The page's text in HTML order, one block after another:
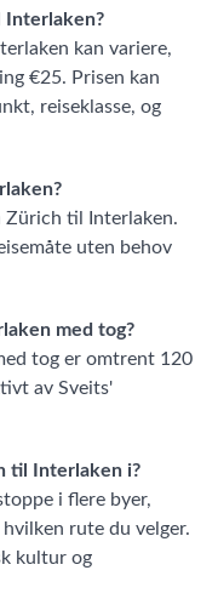
Interlaken?
kan variere,
€25. Prisen kan
reiseklasse, og
Zürich til Interlaken.
uten behov
med tog?
tog er omtrent 120
av Sveits'
til Interlaken i?
i flere byer,
rute du velger.
kultur og